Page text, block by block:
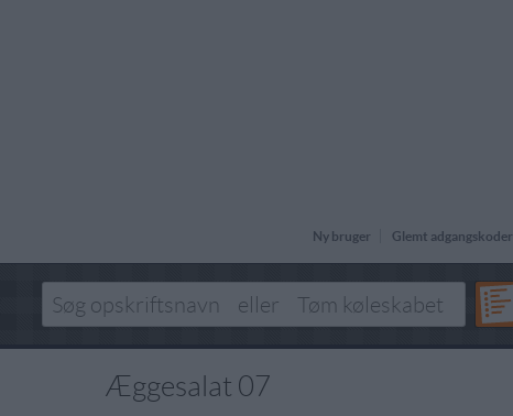
Ny bruger Glemt adgangskoder
Æggesalat 07